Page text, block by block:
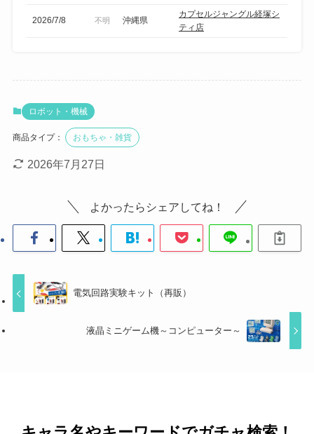
2026/7/8 不明 沖縄県
カプセルジャングル経塚シ
ティ店
ロボット・機械
商品タイプ： おもちゃ・雑貨
2026年7月27日
よかったらシェアしてね！
電気回路実験キット（再販）
液晶ミニゲーム機～コンピューター～